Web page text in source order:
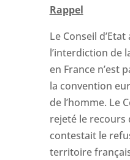
Rappel
Le Conseil
l’interdiction de
en France n’est
la convention
de l’homme. Le
rejeté le recours
contestait le
territoire